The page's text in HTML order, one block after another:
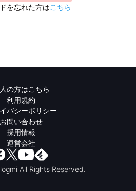
を忘れた方はこちら
の方はこちら
利用規約
バシーポリシー
お問い合わせ
採用情報
運営会社
All Rights Reserved.